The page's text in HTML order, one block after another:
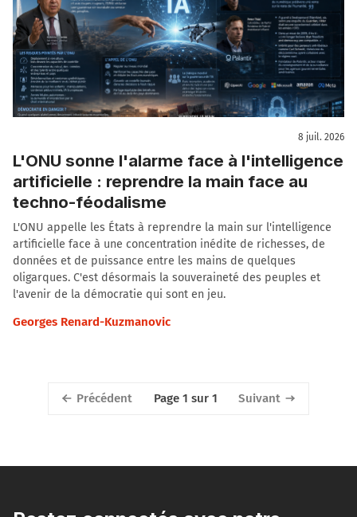
8 juil. 2026
L'ONU sonne l'alarme face à l'intelligence
artificielle : reprendre la main face au
techno-féodalisme
L'ONU appelle les États à reprendre la main sur l'intelligence
artificielle face à une concentration inédite de richesses, de
données et de puissance entre les mains de quelques
oligarques. C'est désormais la souveraineté des peuples et
l'avenir de la démocratie qui sont en jeu.
Georges Renard-Kuzmanovic
Précédent Page 1 sur 1 Suivant